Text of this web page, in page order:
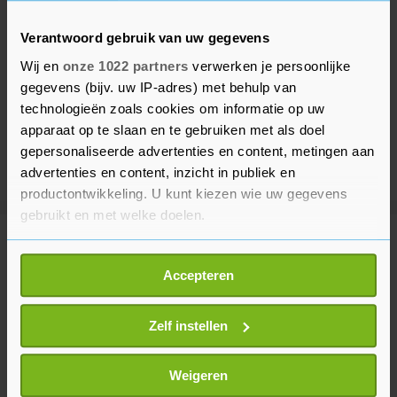
Verantwoord gebruik van uw gegevens
Wij en onze 1022 partners verwerken je persoonlijke
gegevens (bijv. uw IP-adres) met behulp van
technologieën zoals cookies om informatie op uw
apparaat op te slaan en te gebruiken met als doel
gepersonaliseerde advertenties en content, metingen aan
advertenties en content, inzicht in publiek en
productontwikkeling. U kunt kiezen wie uw gegevens
gebruikt en met welke doelen.
Als u het toestaat, willen we ook graag:
Informatie verzamelen over uw geografische
locatie, die tot een paar meter nauwkeurig kan zijn
Uw apparaat identificeren door het actief te
scannen op specifieke eigenschappen (fingerprinting)
Lees meer over hoe uw persoonlijke gegevens worden
verwerkt en stel uw voorkeuren in het
Accepteren
Zelf instellen
Weigeren
Meer uit Sport
Rugbyer uit Fiji in Japan overleden
19 minuten geleden